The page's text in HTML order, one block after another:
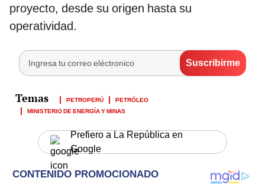
proyecto, desde su origen hasta su
operatividad.
PETROPERÚ
PETRÓLEO
MINISTERIO DE ENERGÍA Y MINAS
Prefiero a La República en
Google